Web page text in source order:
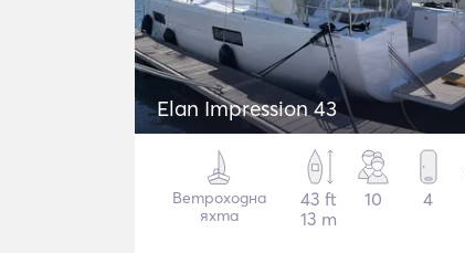
Elan Impression 43
Ветроходна
яхта
43 ft
13 m
10 4